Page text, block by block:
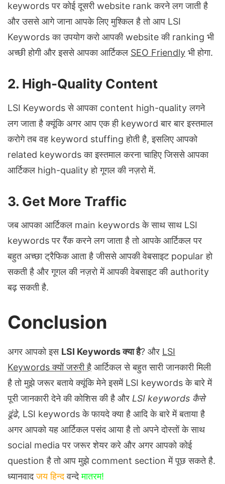
keywords पर कोई दूसरी website rank करने लग जाती है
और उससे आगे जाना आपके लिए मुश्किल है तो आप LSI
Keywords का उपयोग करो आपकी website की ranking भी
अच्छी होगी और इससे आपका आर्टिकल SEO Friendly भी होगा.
2. High-Quality Content
LSI Keywords से आपका content high-quality लगने
लग जाता है क्यूंकि अगर आप एक ही keyword बार बार इस्तमाल
करोगे तब वह keyword stuffing होती है, इसलिए आपको
related keywords का इस्तमाल करना चाहिए जिससे आपका
आर्टिकल high-quality हो गूगल की नज़रो में.
3. Get More Traffic
जब आपका आर्टिकल main keywords के साथ साथ LSI
keywords पर रैंक करने लग जाता है तो आपके आर्टिकल पर
बहुत अच्छा ट्रैफिक आता है जीससे आपकी वेबसाइट popular हो
सकती है और गूगल की नज़रो में आपकी वेबसाइट की authority
बढ़ सकती है.
Conclusion
अगर आपको इस LSI Keywords क्या है? और LSI
Keywords क्यों जरुरी है आर्टिकल से बहुत सारी जानकारी मिली
है तो मुझे जरूर बताये क्यूंकि मेने इसमें LSI keywords के बारे में
पूरी जानकारी देने की कोशिस की है और LSI keywords कैसे
ढूंढे, LSI keywords के फायदे क्या है आदि के बारे में बताया है
अगर आपको यह आर्टिकल पसंद आया है तो अपने दोस्तों के साथ
social media पर जरूर शेयर करे और अगर आपको कोई
question है तो आप मुझे comment section में पूछ सकते है.
ध्यानवादजय हिन्दवन्देमातरम!